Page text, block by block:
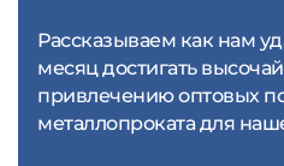
Рассказываем как нам
месяц достигать
привлечению оптовых
металлопроката для